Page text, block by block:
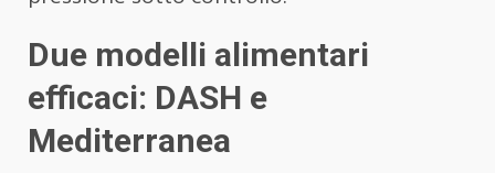
Due modelli alimentari
efficaci: DASH e
Mediterranea